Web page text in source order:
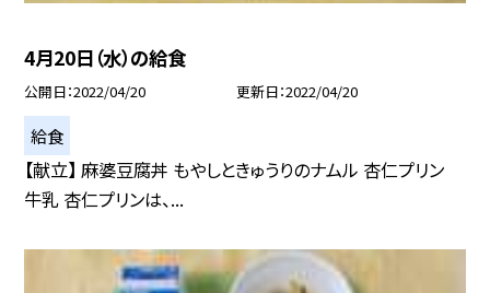
4月20日（水）の給食
公開日 2022/04/20 更新日 2022/04/20
給食
【献立】 麻婆豆腐丼 もやしときゅうりのナムル 杏仁プリン
牛乳 杏仁プリンは、...